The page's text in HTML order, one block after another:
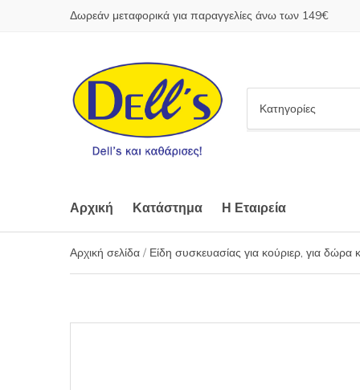
Δωρεάν μεταφορικά για παραγγελίες άνω των 149€
a
o
n
a
Αρχική Κατάστημα Η Εταιρεία
Αρχική σελίδα / Είδη συσκευασίας για κούριερ, για δώρα